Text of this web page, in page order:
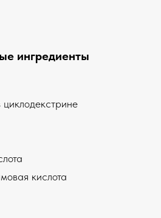
ингредиенты
циклодекстрине
кислота